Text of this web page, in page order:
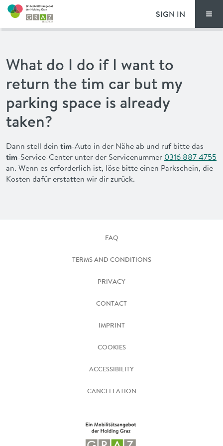
FAQ
NEWS
DEUTSCH
SIGN IN
What do I do if I want to
return the tim car but my
parking space is already
taken?
Dann stell dein tim-Auto in der Nähe ab und ruf bitte das
tim-Service-Center unter der Servicenummer 0316 887 4755
an. Wenn es erforderlich ist, löse bitte einen Parkschein, die
Kosten dafür erstatten wir dir zurück.
FAQ
TERMS AND CONDITIONS
PRIVACY
CONTACT
IMPRINT
COOKIES
ACCESSIBILITY
CANCELLATION